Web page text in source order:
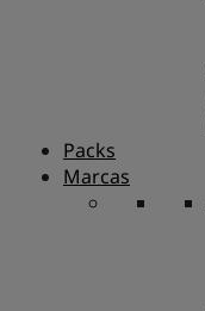
Packs
Marcas